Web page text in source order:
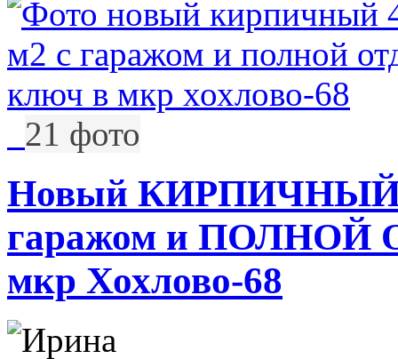
21 фото
Новый КИРПИЧНЫЙ
гаражом и
мкр Хохлово-68